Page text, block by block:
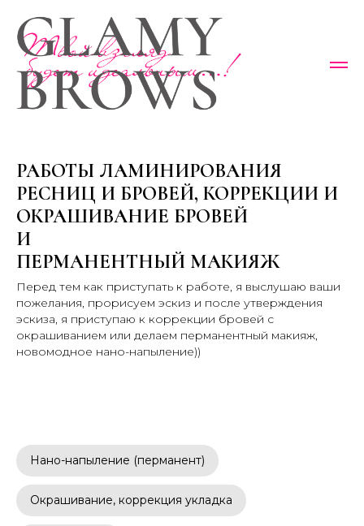
РАБОТЫ ЛАМИНИРОВАНИЯ
РЕСНИЦ И БРОВЕЙ, КОРРЕКЦИИ И
ОКРАШИВАНИЕ БРОВЕЙ
И
ПЕРМАНЕНТНЫЙ МАКИЯЖ
Перед тем как приступать к работе, я выслушаю ваши
пожелания, прорисуем эскиз и после утверждения
эскиза, я приступаю к коррекции бровей с
окрашиванием или делаем перманентный макияж,
новомодное нано-напыление))
Нано-напыление (перманент)
Окрашивание, коррекция укладка